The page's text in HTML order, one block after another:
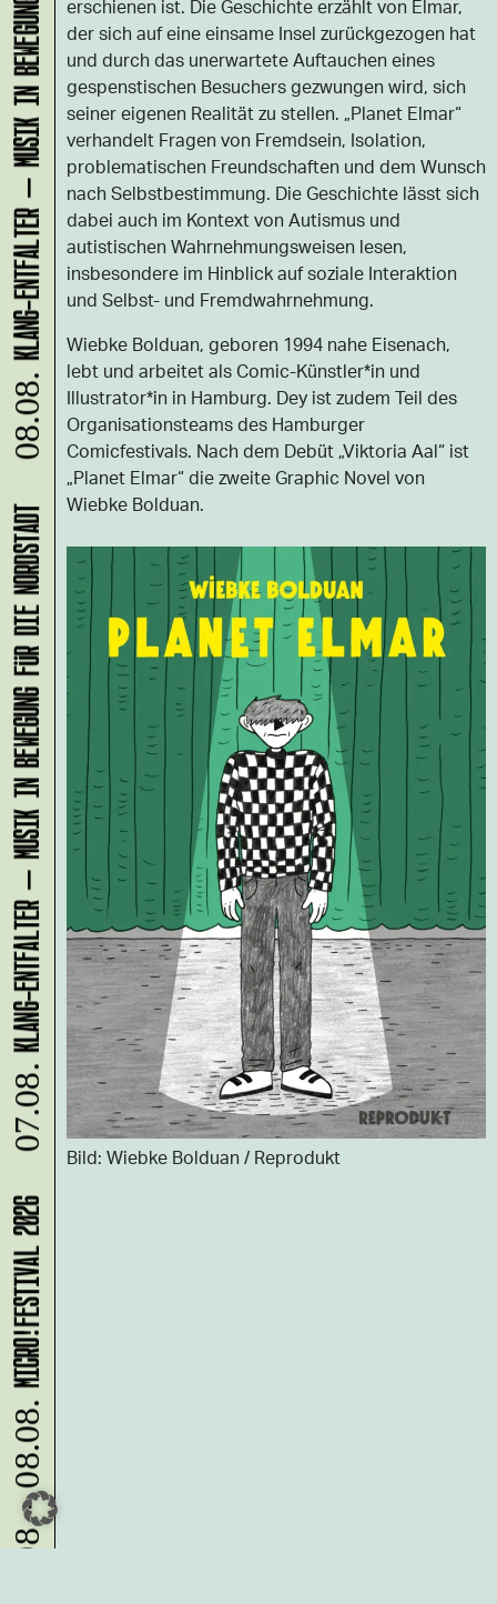
erschienen ist. Die Geschichte erzählt von Elmar,
der sich auf eine einsame Insel zurückgezogen hat
und durch das unerwartete Auftauchen eines
gespenstischen Besuchers gezwungen wird, sich
seiner eigenen Realität zu stellen. „Planet Elmar“
verhandelt Fragen von Fremdsein, Isolation,
problematischen Freundschaften und dem Wunsch
nach Selbstbestimmung. Die Geschichte lässt sich
dabei auch im Kontext von Autismus und
autistischen Wahrnehmungsweisen lesen,
insbesondere im Hinblick auf soziale Interaktion
und Selbst- und Fremdwahrnehmung.
Wiebke Bolduan, geboren 1994 nahe Eisenach,
lebt und arbeitet als Comic-Künstler*in und
Illustrator*in in Hamburg. Dey ist zudem Teil des
Organisationsteams des Hamburger
Comicfestivals. Nach dem Debüt „Viktoria Aal“ ist
„Planet Elmar“ die zweite Graphic Novel von
Wiebke Bolduan.
Bild: Wiebke Bolduan / Reprodukt
07.08. - 08.08.
MICRO!FESTIVAL 2026
07.08.
KLANG-ENTFALTER – MUSIK IN BEWEGUNG FÜR DIE NORDSTADT
08.08.